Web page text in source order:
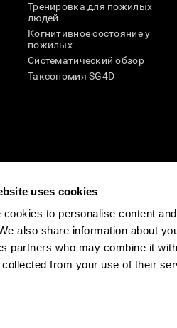
uses cookies
cookies to personalise content
also share information about
partners who may combine it
collected from your use of their
Тренировка для пожилых
людей
Когнитивное состояние у
пожилых
Систематический обзор
Таксономия SG4D